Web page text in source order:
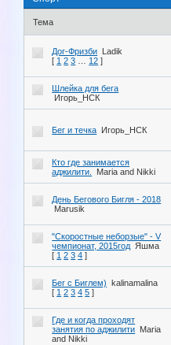
Тема
Дог-Фризби
Ladik
[ 1 2 3 12 ]
Шлейка для бега
Игорь_НСК
Бег и течка Игорь_НСК
Кто где занимается
аджилити.
Maria and Nikki
День Бегового Бигля - 2018
Marusik
"Скоростные неборзые" - V
чемпионат, 2015год Яшма
[ 1 2 3 4 ]
Бег с Биглем)
kalinamalina
[ 1 2 3 4 5 ]
Где и когда проходят
занятия по аджилити Maria
and Nikki